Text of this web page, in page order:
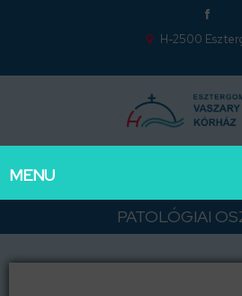
H-2500
PATOLÓGIAI